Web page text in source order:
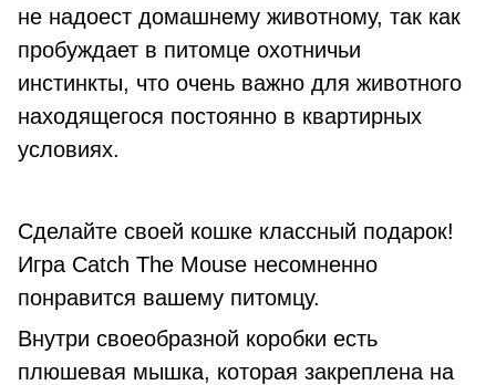
не надоест домашнему животному, так как
пробуждает в питомце охотничьи
инстинкты, что очень важно для животного
находящегося постоянно в квартирных
условиях.
Сделайте своей кошке классный подарок!
Игра Catch The Mouse несомненно
понравится вашему питомцу.
Внутри своеобразной коробки есть
плюшевая мышка, которая закреплена на